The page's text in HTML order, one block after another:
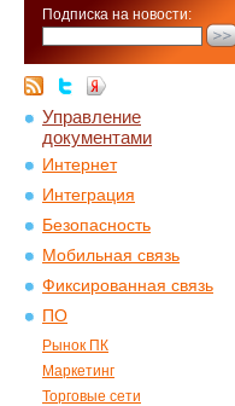
Подписка на новости:
Управление
документами
Интернет
Интеграция
Безопасность
Мобильная связь
Фиксированная связь
ПО
Рынок ПК
Маркетинг
Торговые сети